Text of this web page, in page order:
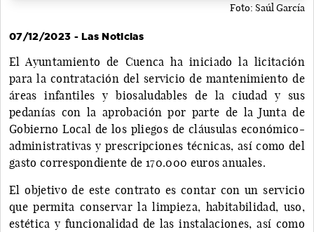
Foto: Saúl García
07/12/2023 - Las Noticias
El Ayuntamiento de Cuenca ha iniciado la licitación
para la contratación del servicio de mantenimiento de
áreas infantiles y biosaludables de la ciudad y sus
pedanías con la aprobación por parte de la Junta de
Gobierno Local de los pliegos de cláusulas económico-
administrativas y prescripciones técnicas, así como del
gasto correspondiente de 170.000 euros anuales.
El objetivo de este contrato es contar con un servicio
que permita conservar la limpieza, habitabilidad, uso,
estética y funcionalidad de las instalaciones, así como